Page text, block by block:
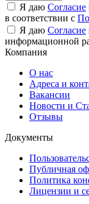
Я даю Согласие
в соответствии с
Я даю Согласие
информационной
Компания
О нас
Адреса и
Вакансии
Новости и
Отзывы
Документы
Публичная
Политика
Лицензии и